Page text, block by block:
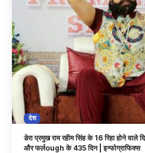
देश
डेरा प्रमुख राम रहीम सिंह के 16 रिहा होने
और फर्लough के 435 दिन | इन्फोग्राफिक्स